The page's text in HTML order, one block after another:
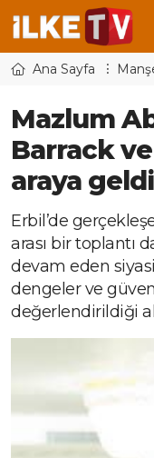
Ana Sayfa
Mazlum
Barrack
araya geldi
Erbil’de
arası bir toplantı
devam eden
dengeler ve
değerlendirildiği